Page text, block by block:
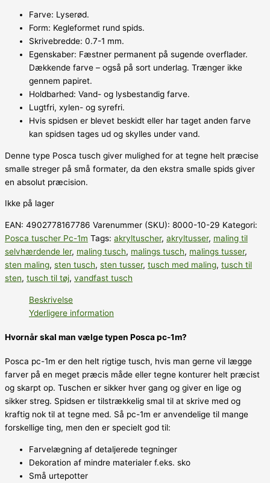
Farve: Lyserød.
Form: Kegleformet rund spids.
Skrivebredde: 0.7-1 mm.
Egenskaber: Fæstner permanent på sugende overflader.
Dækkende farve – også på sort underlag. Trænger ikke
gennem papiret.
Holdbarhed: Vand- og lysbestandig farve.
Lugtfri, xylen- og syrefri.
Hvis spidsen er blevet beskidt eller har taget anden farve
kan spidsen tages ud og skylles under vand.
Denne type Posca tusch giver mulighed for at tegne helt præcise
smalle streger på små formater, da den ekstra smalle spids giver
en absolut præcision.
Ikke på lager
EAN: 4902778167786 Varenummer (SKU): 8000-10-29 Kategori:
Posca tuscher Pc-1m Tags: akryltuscher, akryltusser, maling til
selvhærdende ler, maling tusch, malings tusch, malings tusser,
sten maling, sten tusch, sten tusser, tusch med maling, tusch til
sten, tusch til tøj, vandfast tusch
Beskrivelse
Yderligere information
Hvornår skal man vælge typen Posca pc-1m?
Posca pc-1m er den helt rigtige tusch, hvis man gerne vil lægge
farver på en meget præcis måde eller tegne konturer helt præcist
og skarpt op. Tuschen er sikker hver gang og giver en lige og
sikker streg. Spidsen er tilstrækkelig smal til at skrive med og
kraftig nok til at tegne med. Så pc-1m er anvendelige til mange
forskellige ting, men den er specielt god til:
Farvelægning af detaljerede tegninger
Dekoration af mindre materialer f.eks. sko
Små urtepotter